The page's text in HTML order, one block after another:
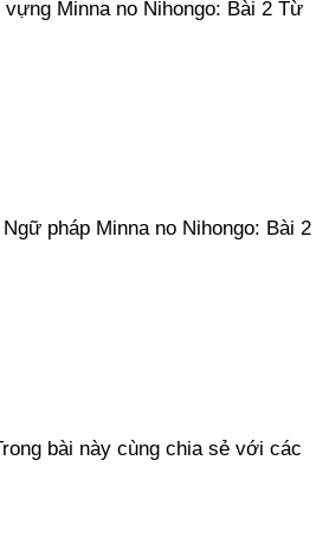
Minna no Nihongo: Bài 2 Từ
pháp Minna no Nihongo: Bài 2
bài này cùng chia sẻ với các